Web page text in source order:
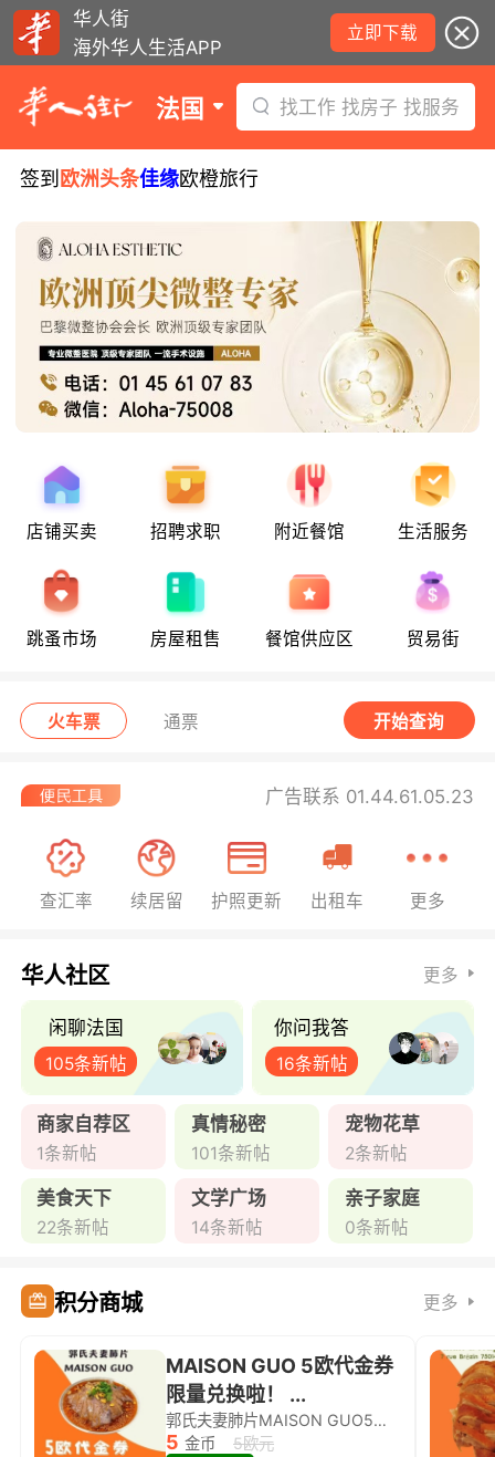
华人街
海外华人生活APP
立即下载
法国 找工作 找房子 找服务
签到 欧洲头条佳缘欧橙旅行
店铺买卖 招聘求职 附近餐馆 生活服务
跳蚤市场 房屋租售 餐馆供应区 贸易街
火车票 通票 开始查询
广告联系 01.44.61.05.23
查汇率 续居留 护照更新 出租车 更多
华人社区 更多
闲聊法国
105条新帖
你问我答
16条新帖
商家自荐区
1条新帖
真情秘密
101条新帖
宠物花草
2条新帖
美食天下
22条新帖
文学广场
14条新帖
亲子家庭
0条新帖
积分商城 更多
MAISON GUO 5欧代金券
限量兑换啦！ ...
郭氏夫妻肺片MAISON GUO5欧代金券限量兑换啦！
5 金币
5欧元